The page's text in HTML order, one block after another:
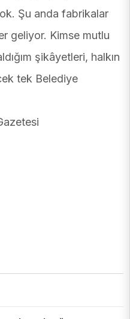
tok. Şu anda fabrikalar
geliyor. Kimse mutlu
şikâyetleri, halkın
tek Belediye